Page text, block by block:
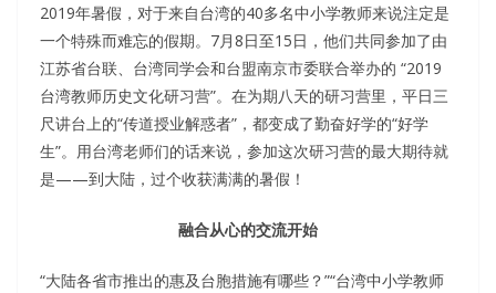
2019年暑假，对于来自台湾的40多名中小学教师来说注定是
一个特殊而难忘的假期。7月8日至15日，他们共同参加了由
江苏省台联、台湾同学会和台盟南京市委联合举办的 “2019
台湾教师历史文化研习营”。在为期八天的研习营里，平日三
尺讲台上的“传道授业解惑者”，都变成了勤奋好学的“好学
生”。用台湾老师们的话来说，参加这次研习营的最大期待就
是——到大陆，过个收获满满的暑假！
融合从心的交流开始
“大陆各省市推出的惠及台胞措施有哪些？”“台湾中小学教师